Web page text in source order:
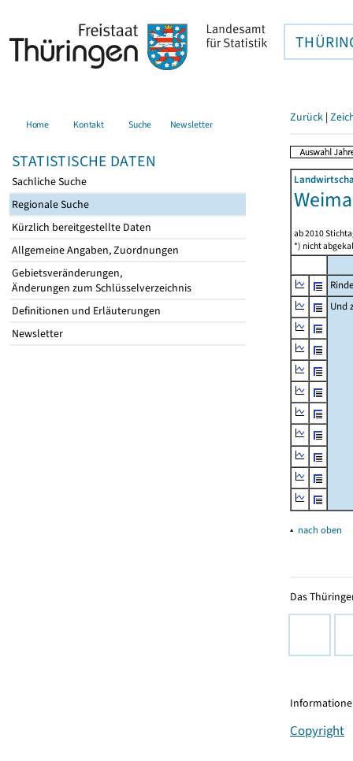
Home Kontakt Suche Newsletter
STATISTISCHE DATEN
Sachliche Suche
Regionale Suche
Kürzlich bereitgestellte Daten
Allgemeine Angaben, Zuordnungen
Gebietsveränderungen,
Änderungen zum Schlüsselverzeichnis
Definitionen und Erläuterungen
Newsletter
Zurück |
ab 2010
*) nicht
Und
▴ nach oben
Das
Copyright